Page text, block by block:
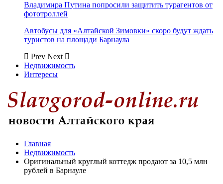
Владимира Путина попросили защитить турагентов от
фототроллей
Автобусы для «Алтайской Зимовки» скоро будут ждать
туристов на площади Барнаула
Prev Next
Недвижимость
Интересы
Главная
Недвижимость
Оригинальный круглый коттедж продают за 10,5 млн
рублей в Барнауле